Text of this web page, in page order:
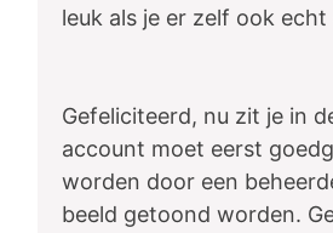
leuk als je er zelf ook
Gefeliciteerd, nu zit je in
account moet eerst
worden door een
beeld getoond worden.